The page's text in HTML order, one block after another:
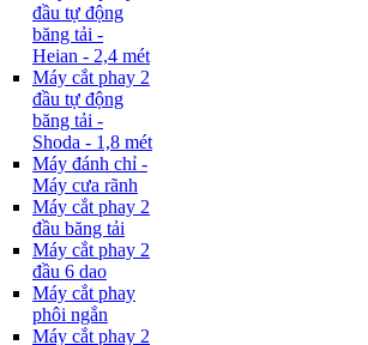
đầu tự động
băng tải -
Heian - 2,4 mét
Máy cắt phay 2
đầu tự động
băng tải -
Shoda - 1,8 mét
Máy đánh chỉ -
Máy cưa rãnh
Máy cắt phay 2
đầu băng tải
Máy cắt phay 2
đầu 6 dao
Máy cắt phay
phôi ngắn
Máy cắt phay 2